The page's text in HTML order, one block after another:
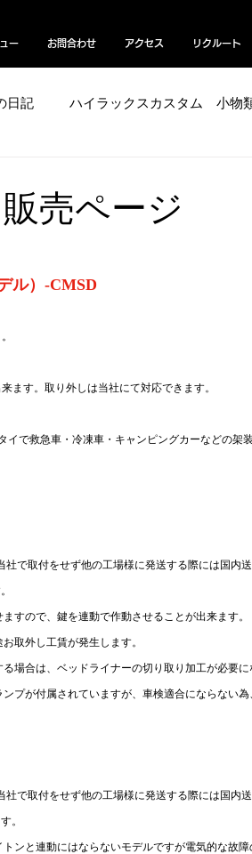
ー お問合わせ アクセス リクルート
日記 ハイラックスカスタム 小物
グ／グロスマジック
ページ
ル）-CMSD
ます。取り外しは当社にて対応できます。
イで救急車・冷凍車・キャンピングカーなどの架
社で取付をせず他の工場様に発送する際には国内
すので、鍵を連動で作動させることが出来ます。
取外し工賃が発生します。
ッドライナーの切り取り加工が必要にな
れていますが、車検適合にならない為、
社で取付をせず他の工場様に発送する際には国内
。
と連動にはならないモデルですが電気的な故障